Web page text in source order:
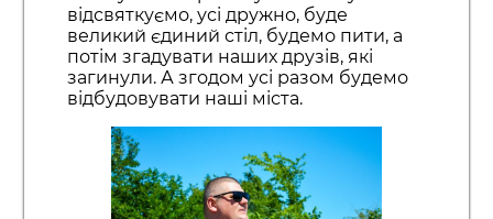
відсвяткуємо, усі дружно, буде
великий єдиний стіл, будемо пити, а
потім згадувати наших друзів, які
загинули. А згодом усі разом будемо
відбудовувати наші міста.